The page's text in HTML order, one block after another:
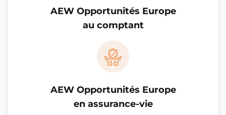
AEW Opportunités Europe
au comptant
AEW Opportunités Europe
en assurance-vie